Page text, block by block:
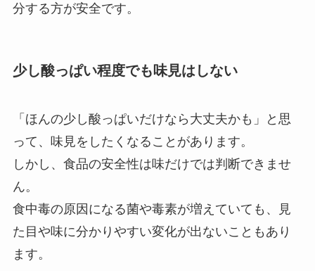
分する方が安全です。
少し酸っぱい程度でも味見はしない
「ほんの少し酸っぱいだけなら大丈夫かも」と思
って、味見をしたくなることがあります。
しかし、食品の安全性は味だけでは判断できませ
ん。
食中毒の原因になる菌や毒素が増えていても、見
た目や味に分かりやすい変化が出ないこともあり
ます。